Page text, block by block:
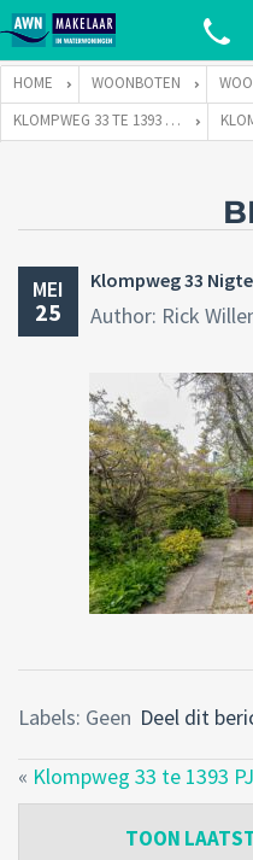
HOME WOONBOTEN
KLOMPWEG 33 TE 1393 PJ NIGTEVECHT
MEI
25
Klompweg 33
Author: Rick
Deel dit
Labels: Geen
« Klompweg 33 te 1393
TOON